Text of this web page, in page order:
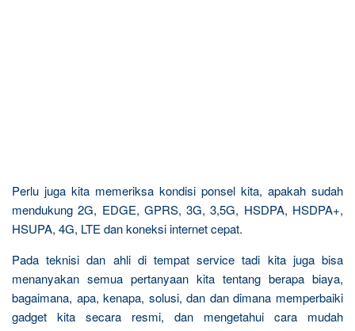
Perlu juga kita memeriksa kondisi ponsel kita, apakah sudah
mendukung 2G, EDGE, GPRS, 3G, 3,5G, HSDPA, HSDPA+,
HSUPA, 4G, LTE dan koneksi internet cepat.
Pada teknisi dan ahli di tempat service tadi kita juga bisa
menanyakan semua pertanyaan kita tentang berapa biaya,
bagaimana, apa, kenapa, solusi, dan dan dimana memperbaiki
gadget kita secara resmi, dan mengetahui cara mudah